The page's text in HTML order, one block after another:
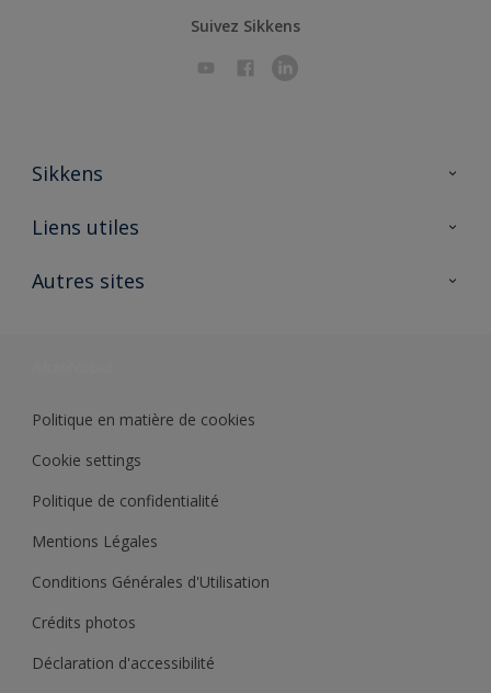
Suivez Sikkens
Sikkens
A propos de Sikkens
Liens utiles
Ouvrir un magasin PASS
Autres sites
Politique en matière de cookies
Cookie settings
Politique de confidentialité
Mentions Légales
Conditions Générales d'Utilisation
Crédits photos
Déclaration d'accessibilité